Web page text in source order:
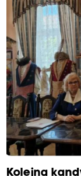
Kolejna